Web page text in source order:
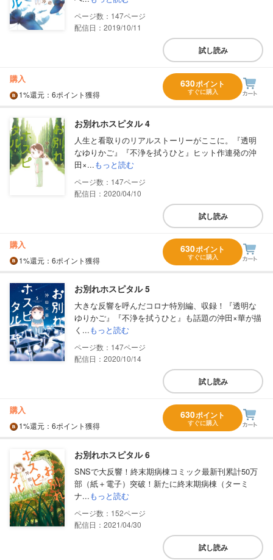
147
配信日：2019/10/11
試し読み
購入
1%還元 ：6ポイント獲得
630ポイント
すぐに購入
お別れホスピタル 4
人生と看取りのリアルストーリーがここに。『透明
なゆりかご』『不浄を拭うひと』ヒット作連発の沖
田×...もっと読む
147
配信日：2020/04/10
試し読み
購入
1%還元 ：6ポイント獲得
630ポイント
すぐに購入
お別れホスピタル 5
大きな反響を呼んだコロナ特別編、収録！『透明な
ゆりかご』『不浄を拭うひと』も話題の沖田×華が描
く...もっと読む
147
配信日：2020/10/14
試し読み
購入
1%還元 ：6ポイント獲得
630ポイント
すぐに購入
お別れホスピタル 6
SNSで大反響！終末期病棟コミック最新刊累計50万
部（紙＋電子）突破！新たに終末期病棟（ターミ
ナ...もっと読む
152
配信日：2021/04/30
試し読み